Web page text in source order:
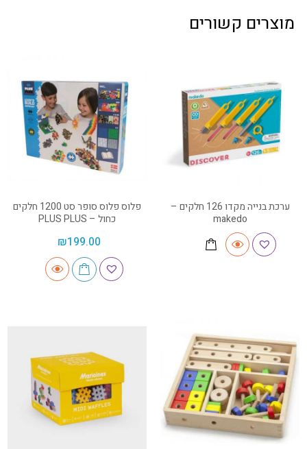
מוצרים קשורים
ערכת בנייה מקדו 126 חלקים –
makedo
פלוס פלוס סופר סט 1200 חלקים
כחול – PLUS PLUS
₪199.00